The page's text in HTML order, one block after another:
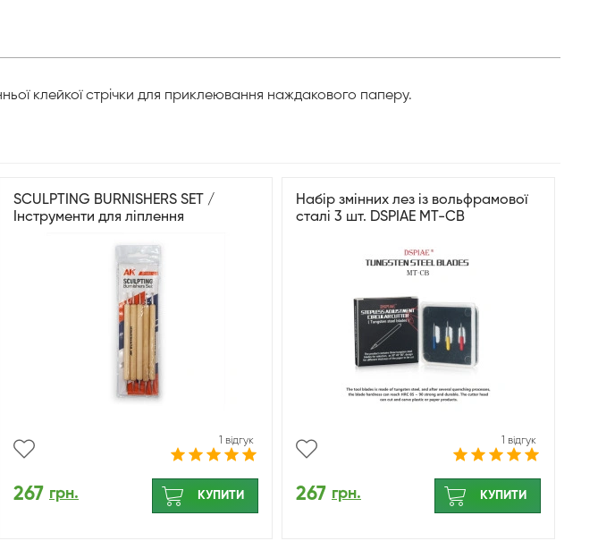
клейкої стрічки для приклеювання наждакового паперу.
SCULPTING BURNISHERS SET /
Інструменти для ліплення
1 відгук
267 грн. КУПИТИ
Набір змінних лез із вольфрамової
сталі 3 шт. DSPIAE MT-CB
1 відгук
267 грн. КУПИТИ